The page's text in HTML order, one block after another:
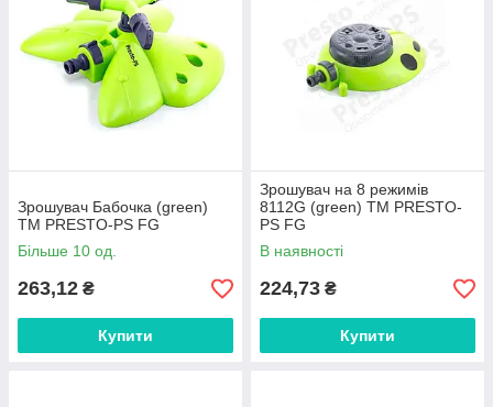
Зрошувач Бабочка (green)
ТМ PRESTO-PS FG
Більше 10 од.
263,12 ₴
Купити
Зрошувач на 8 режимів
8112G (green) ТМ PRESTO-
PS FG
В наявності
224,73 ₴
Купити